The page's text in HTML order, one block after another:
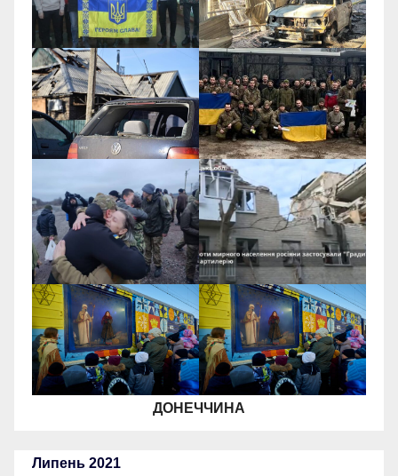
ДОНЕЧЧИНА
Липень 2021